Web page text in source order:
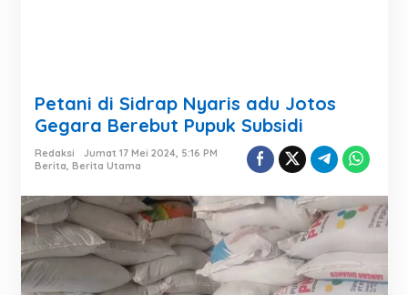
Petani di Sidrap Nyaris adu Jotos
Gegara Berebut Pupuk Subsidi
Redaksi
Jumat 17 Mei 2024, 5:16 PM
Berita, Berita Utama